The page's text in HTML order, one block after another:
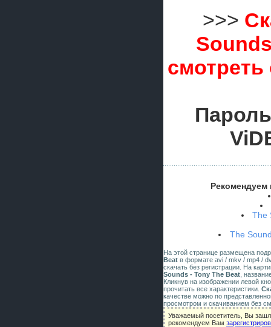
>>>
Рекомендуем
The
The
На этой странице размещена
Beat в формате avi / mkv / mp4 /
скачать без регистрации. На
Sounds - Tony The Beat ,
Кликнув на изображении левой
прочитать все характеристики.
качестве можно по
просмотром и скачиванием без
Уважаемый посетитель, Вы
рекомендуем Вам